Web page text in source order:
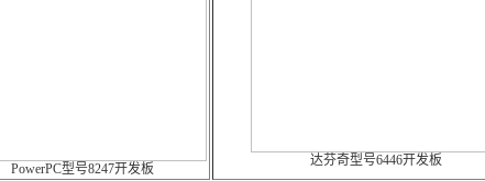
PowerPC型号8247开发板
达芬奇型号6446开发板